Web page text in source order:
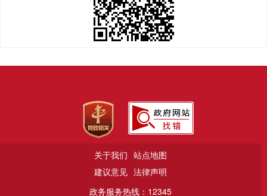
关于我们 站点地图
建议意见 法律声明
政务服务热线：12345